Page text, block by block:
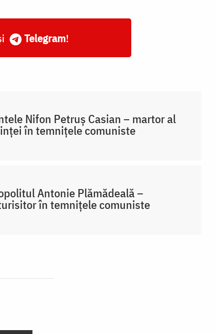
Telegram!
Nifon Petruș Casian – martor al
în temnițele comuniste
Antonie Plămădeală –
în temnițele comuniste